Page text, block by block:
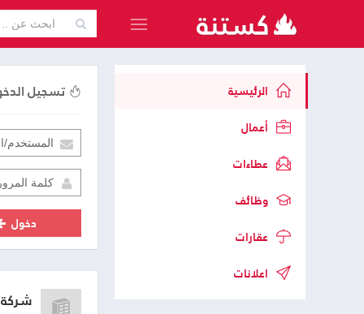
الرئيسية
أعمال
عطاءات
وظائف
عقارات
اعلانات
تسجيل
دخول
شركة